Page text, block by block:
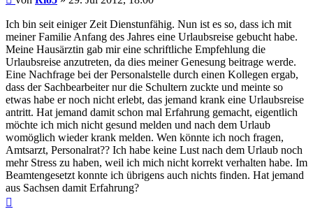
Ich bin seit einiger Zeit Dienstunfähig. Nun ist es so, dass ich mit
meiner Familie Anfang des Jahres eine Urlaubsreise gebucht habe.
Meine Hausärztin gab mir eine schriftliche Empfehlung die
Urlaubsreise anzutreten, da dies meiner Genesung beitrage werde.
Eine Nachfrage bei der Personalstelle durch einen Kollegen ergab,
dass der Sachbearbeiter nur die Schultern zuckte und meinte so
etwas habe er noch nicht erlebt, das jemand krank eine Urlaubsreise
antritt. Hat jemand damit schon mal Erfahrung gemacht, eigentlich
möchte ich mich nicht gesund melden und nach dem Urlaub
womöglich wieder krank melden. Wen könnte ich noch fragen,
Amtsarzt, Personalrat?? Ich habe keine Lust nach dem Urlaub noch
mehr Stress zu haben, weil ich mich nicht korrekt verhalten habe. Im
Beamtengesetzt konnte ich übrigens auch nichts finden. Hat jemand
aus Sachsen damit Erfahrung?